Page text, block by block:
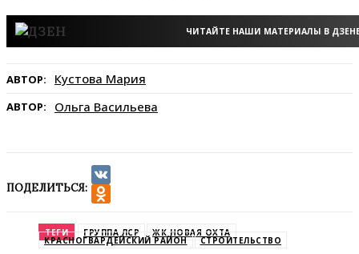
ЧИТАЙТЕ НАШИ МАТЕРИАЛЫ В
АВТОР: Кустова Мария
АВТОР: Ольга Васильева
ПОДЕЛИТЬСЯ:
VK
ТЕГИ ГРУППА ЛСР ЖК НОВАЯ ОХТА
КРАСНОГВАРДЕЙСКИЙ РАЙОН СТРОИТЕЛЬСТВО